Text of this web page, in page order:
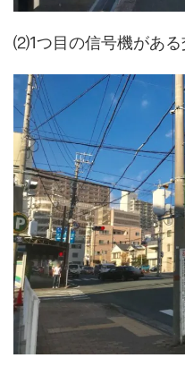
⑵1つ目の信号機がある